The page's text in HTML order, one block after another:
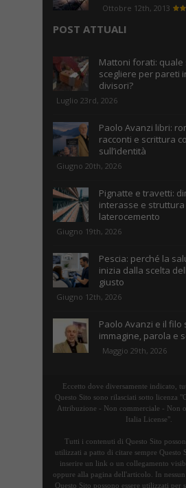
Ottobre 12th, 2013
POST ATTUALI
Mattoni forati: quale
scegliere per pareti
divisori?
Luglio 23rd, 2026
Paolo Avanzi libri:
racconti e scrittura
sull’identità
Giugno 20th, 2026
Pignatte e travetti:
interasse e
laterocemento
Giugno 19th, 2026
Pescia: perché la
inizia dalla scelta
giusto
Giugno 12th, 2026
Paolo Avanzi e il filo
immagine, parola e
Maggio 29th, 2026
Eccetto dove diversamente indicato,
Questo Sito sono rilasciati sotto licenza
Attribuzione - Non commerciale - Non
Italia License".
Tutti i contenuti di Questo Sito
utilizzati a patto di citare sempre Questo
inserire un link o un collegamento
oppure alla pagina dell'articolo. In
Questo Sito possono essere utilizzati per